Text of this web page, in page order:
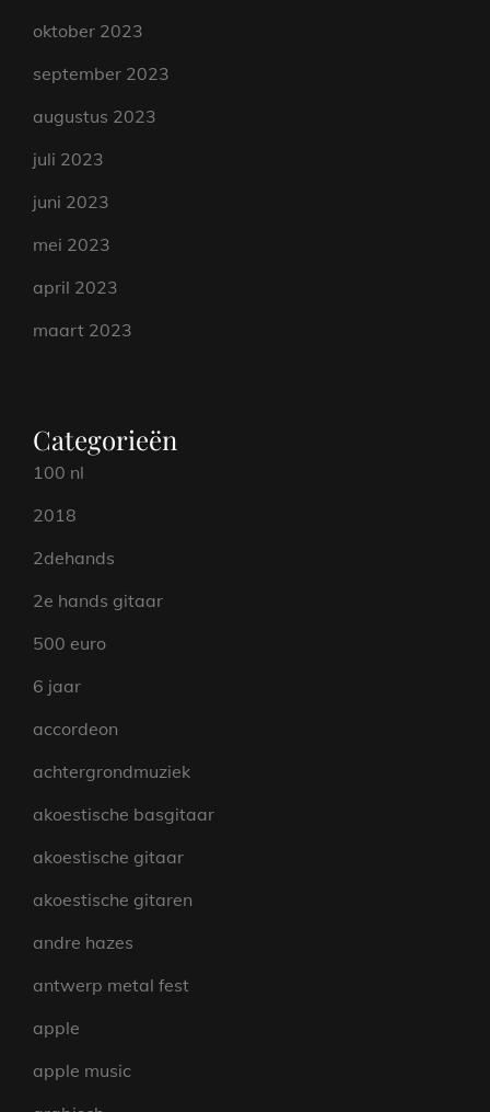
oktober 2023
september 2023
augustus 2023
juli 2023
juni 2023
mei 2023
april 2023
maart 2023
Categorieën
100 nl
2018
2dehands
2e hands gitaar
500 euro
6 jaar
accordeon
achtergrondmuziek
akoestische basgitaar
akoestische gitaar
akoestische gitaren
andre hazes
antwerp metal fest
apple
apple music